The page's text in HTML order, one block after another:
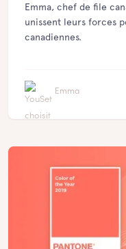
Emma, chef de file
unissent leurs forces
canadiennes.
Emma